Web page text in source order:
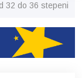
32 do 36 stepeni